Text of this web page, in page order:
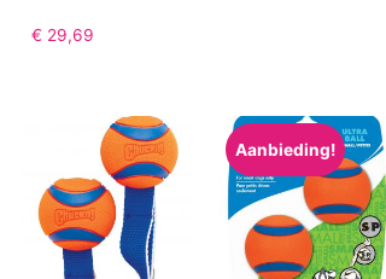
€ 29,69
Aanbieding!